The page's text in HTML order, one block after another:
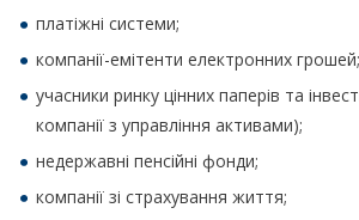
платіжні системи;
компанії-емітенти електронних грошей;
учасники ринку цінних паперів та
компанії з управління активами);
недержавні пенсійні фонди;
компанії зі страхування життя;